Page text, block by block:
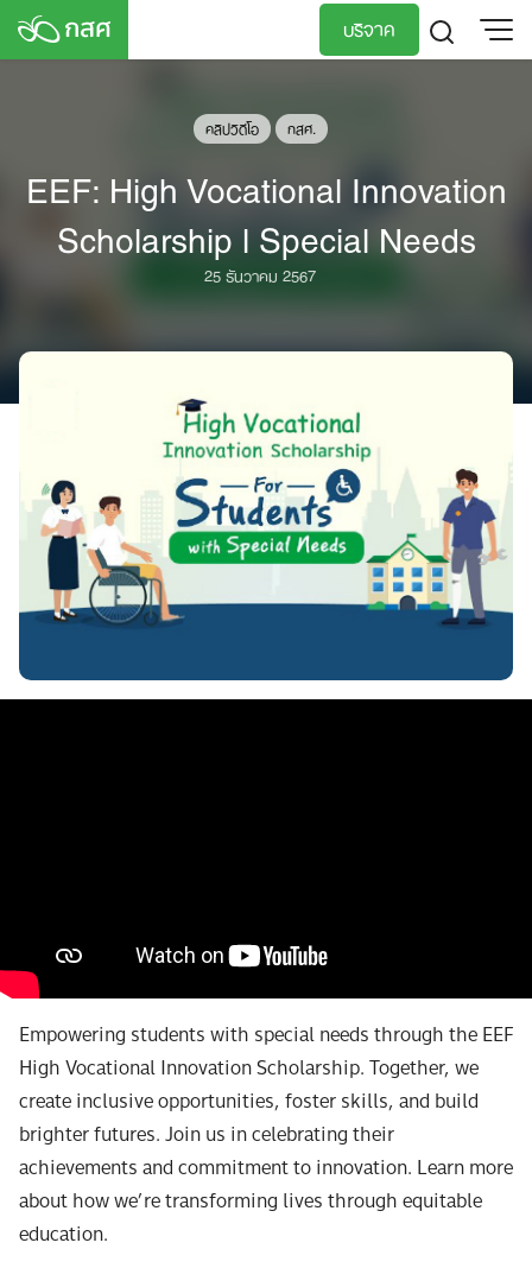
Skip
บริจาค
คลิปวิดีโอ กสศ.
EEF: High Vocational Innovation
Scholarship l Special Needs
25 ธันวาคม 2567
Empowering students with special needs through the EEF
High Vocational Innovation Scholarship. Together, we
create inclusive opportunities, foster skills, and build
brighter futures. Join us in celebrating their
achievements and commitment to innovation. Learn more
about how we’re transforming lives through equitable
education.